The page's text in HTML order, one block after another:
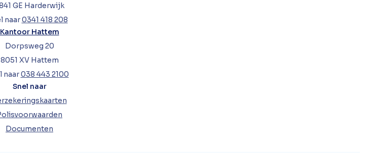
GE Harderwijk
naar0341 418 208
Kantoor Hattem
Dorpsweg 20
8051 XV Hattem
naar038 443 2100
Snel naar
Documenten